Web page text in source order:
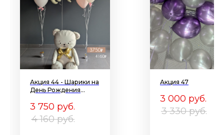
Акция 44 - Шарики на
День Рождения
3 750 руб.
4 160 руб.
Акция 47
3 000 руб.
3 330 руб.